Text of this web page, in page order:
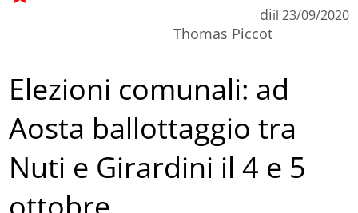
di
Thomas Piccot
il 23/09/2020
Elezioni comunali: ad
Aosta ballottaggio tra
Nuti e Girardini il 4 e 5